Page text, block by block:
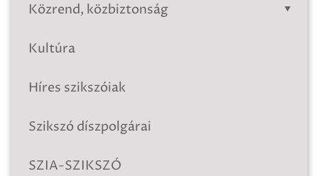
Közrend, közbiztonság
Kultúra
Híres szikszóiak
Szikszó díszpolgárai
SZIA-SZIKSZÓ